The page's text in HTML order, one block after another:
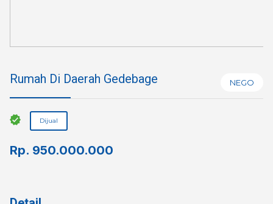
Rumah Di Daerah Gedebage NEGO
Dijual
Rp. 950.000.000